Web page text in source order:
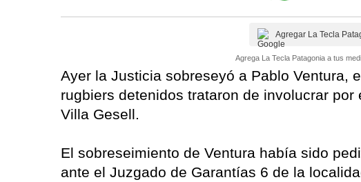
Agregar La Tecla
Agrega La Tecla Patagonia a tus
Ayer la Justicia sobreseyó a Pablo Ventura,
rugbiers detenidos trataron de involucrar
Villa Gesell.
El sobreseimiento de Ventura había sido
ante el Juzgado de Garantías 6 de la